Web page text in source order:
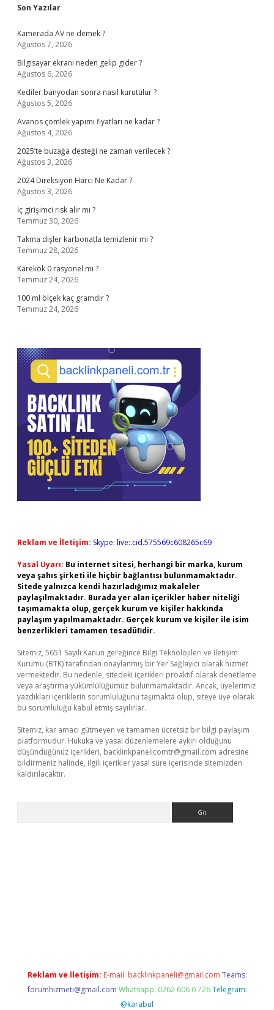
Sidebar
Son Yazılar
Kamerada AV ne demek ?
Ağustos 7, 2026
Bilgisayar ekranı neden gelip gider ?
Ağustos 6, 2026
Kediler banyodan sonra nasıl kurutulur ?
Ağustos 5, 2026
Avanos çömlek yapımı fiyatları ne kadar ?
Ağustos 4, 2026
2025’te buzağa desteği ne zaman verilecek ?
Ağustos 3, 2026
2024 Direksiyon Harcı Ne Kadar ?
Ağustos 3, 2026
İç girişimci risk alır mı ?
Temmuz 30, 2026
Takma dişler karbonatla temizlenir mi ?
Temmuz 28, 2026
Karekök 0 rasyonel mi ?
Temmuz 24, 2026
100 ml ölçek kaç gramdır ?
Temmuz 24, 2026
Reklam ve İletişim: Skype: live:.cid.575569c608265c69
Yasal Uyarı: Bu internet sitesi, herhangi bir marka, kurum
veya şahıs şirketi ile hiçbir bağlantısı bulunmamaktadır.
Sitede yalnızca kendi hazırladığımız makaleler
paylaşılmaktadır. Burada yer alan içerikler haber niteliği
taşımamakta olup, gerçek kurum ve kişiler hakkında
paylaşım yapılmamaktadır. Gerçek kurum ve kişiler ile isim
benzerlikleri tamamen tesadüfidir.
Sitemiz, 5651 Sayılı Kanun gereğince Bilgi Teknolojileri ve İletişim
Kurumu (BTK) tarafından onaylanmış bir Yer Sağlayıcı olarak hizmet
vermektedir. Bu nedenle, sitedeki içerikleri proaktif olarak denetleme
veya araştırma yükümlülüğümüz bulunmamaktadır. Ancak, üyelerimiz
yazdıkları içeriklerin sorumluluğunu taşımakta olup, siteye üye olarak
bu sorumluluğu kabul etmiş sayılırlar.
Sitemiz, kar amacı gütmeyen ve tamamen ücretsiz bir bilgi paylaşım
platformudur. Hukuka ve yasal düzenlemelere aykırı olduğunu
düşündüğünüz içerikleri, backlinkpanelicomtr@gmail.com adresine
bildirmeniz halinde, ilgili içerikler yasal süre içerisinde sitemizden
kaldırılacaktır.
Reklam ve İletişim: E-mail: backlinkpaneli@gmail.com Teams:
forumhizmeti@gmail.com Whatsapp: 0262 606 0 726 Telegram:
@karabul